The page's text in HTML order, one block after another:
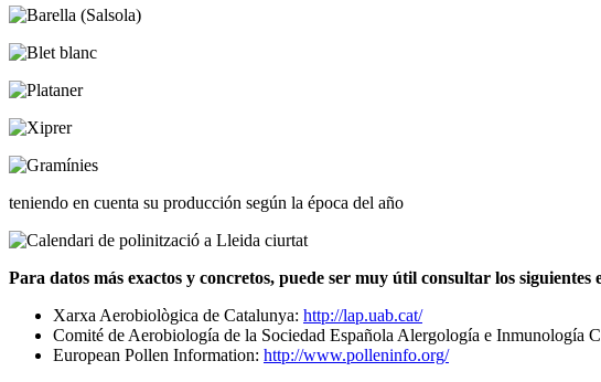
teniendo en cuenta su producción según la época del año
Para datos más exactos y concretos, puede ser muy útil consultar los siguientes
Xarxa Aerobiològica de Catalunya: http://lap.uab.cat/
Comité de Aerobiología de la Sociedad Española Alergología e Inmunología
European Pollen Information: http://www.polleninfo.org/